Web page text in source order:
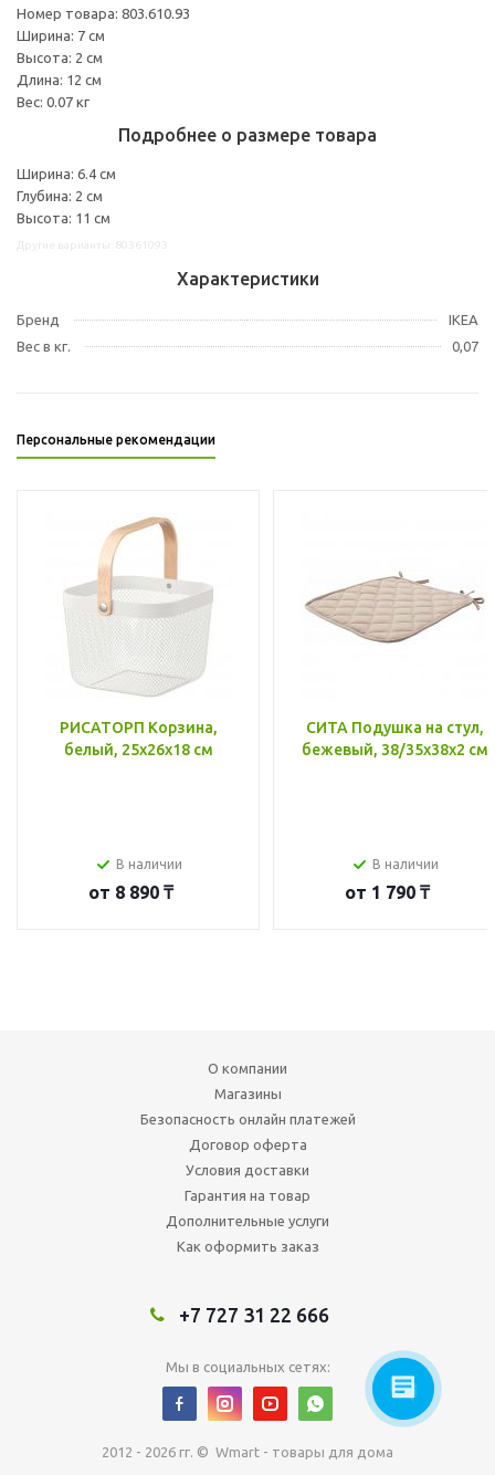
Номер товара: 803.610.93
Ширина: 7 см
Высота: 2 см
Длина: 12 см
Вес: 0.07 кг
Подробнее о размере товара
Ширина: 6.4 см
Глубина: 2 см
Высота: 11 см
Характеристики
Бренд
IKEA
Вес в кг.
0,07
Персональные рекомендации
РИСАТОРП Корзина,
белый, 25x26x18 см
В наличии
от 8 890 ₸
СИТА Подушка на стул,
бежевый, 38/35x38x2 см
В наличии
от 1 790 ₸
О компании
Магазины
Безопасность онлайн платежей
Договор оферта
Условия доставки
Гарантия на товар
Дополнительные услуги
Как оформить заказ
+7 727 31 22 666
Мы в социальных сетях:
2012 - 2026 гг. © Wmart - товары для дома